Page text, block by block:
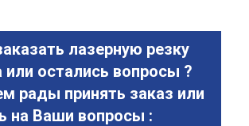
лазерную резку
или остались вопросы ?
рады принять заказ или
на Ваши вопросы :